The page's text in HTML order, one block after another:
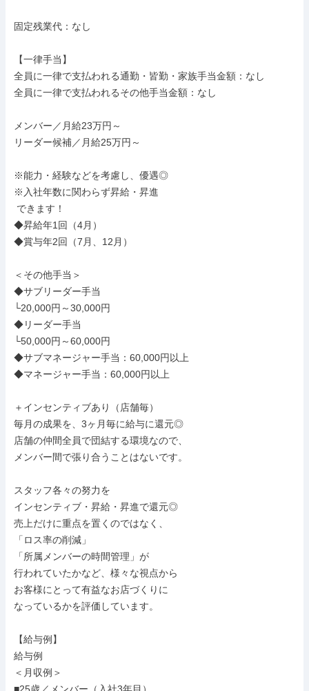
固定残業代：なし
【一律手当】
全員に一律で支払われる通勤・皆勤・家族手当金額：なし
全員に一律で支払われるその他手当金額：なし
メンバー／月給23万円～
リーダー候補／月給25万円～
※能力・経験などを考慮し、優遇◎
※入社年数に関わらず昇給・昇進
◆昇給年1回（4月）
◆賞与年2回（7月、12月）
＜その他手当＞
◆サブリーダー手当
└20,000円～30,000円
◆リーダー手当
└50,000円～60,000円
◆サブマネージャー手当：60,000円以上
◆マネージャー手当：60,000円以上
＋インセンティブあり（店舗毎）
毎月の成果を、3ヶ月毎に給与に還元◎
店舗の仲間全員で団結する環境なので、
メンバー間で張り合うことはないです。
スタッフ各々の努力を
インセンティブ・昇給・昇進で還元◎
売上だけに重点を置くのではなく、
「ロス率の削減」
「所属メンバーの時間管理」が
行われていたかなど、様々な視点から
お客様にとって有益なお店づくりに
なっているかを評価しています。
【給与例】
給与例
＜月収例＞